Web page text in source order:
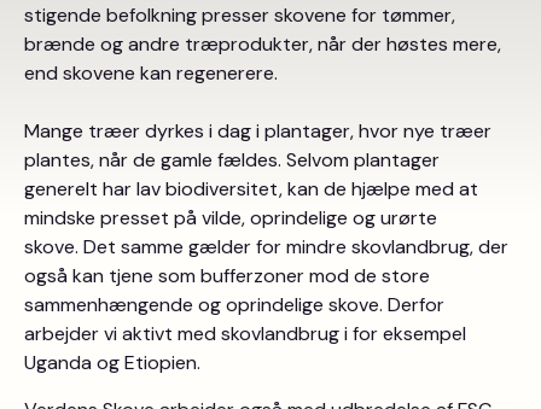
stigende befolkning presser skovene for tømmer,
brænde og andre træprodukter, når der høstes mere,
end skovene kan regenerere.
Mange træer dyrkes i dag i plantager, hvor nye træer
plantes, når de gamle fældes. Selvom plantager
generelt har lav biodiversitet, kan de hjælpe med at
mindske presset på vilde, oprindelige og urørte
skove. Det samme gælder for mindre skovlandbrug, der
også kan tjene som bufferzoner mod de store
sammenhængende og oprindelige skove. Derfor
arbejder vi aktivt med skovlandbrug i for eksempel
Uganda og Etiopien.